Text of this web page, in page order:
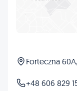
Forteczna
+48 606 829